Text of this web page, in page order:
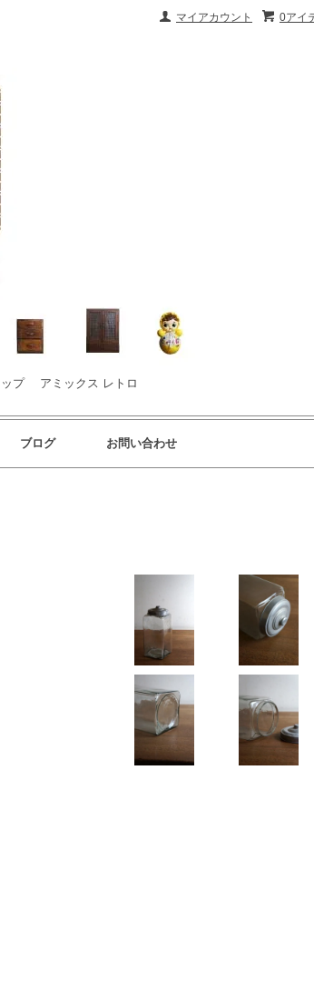
0アイ
マイアカウント
ップ アミックス レトロ
ブログ お問い合わせ